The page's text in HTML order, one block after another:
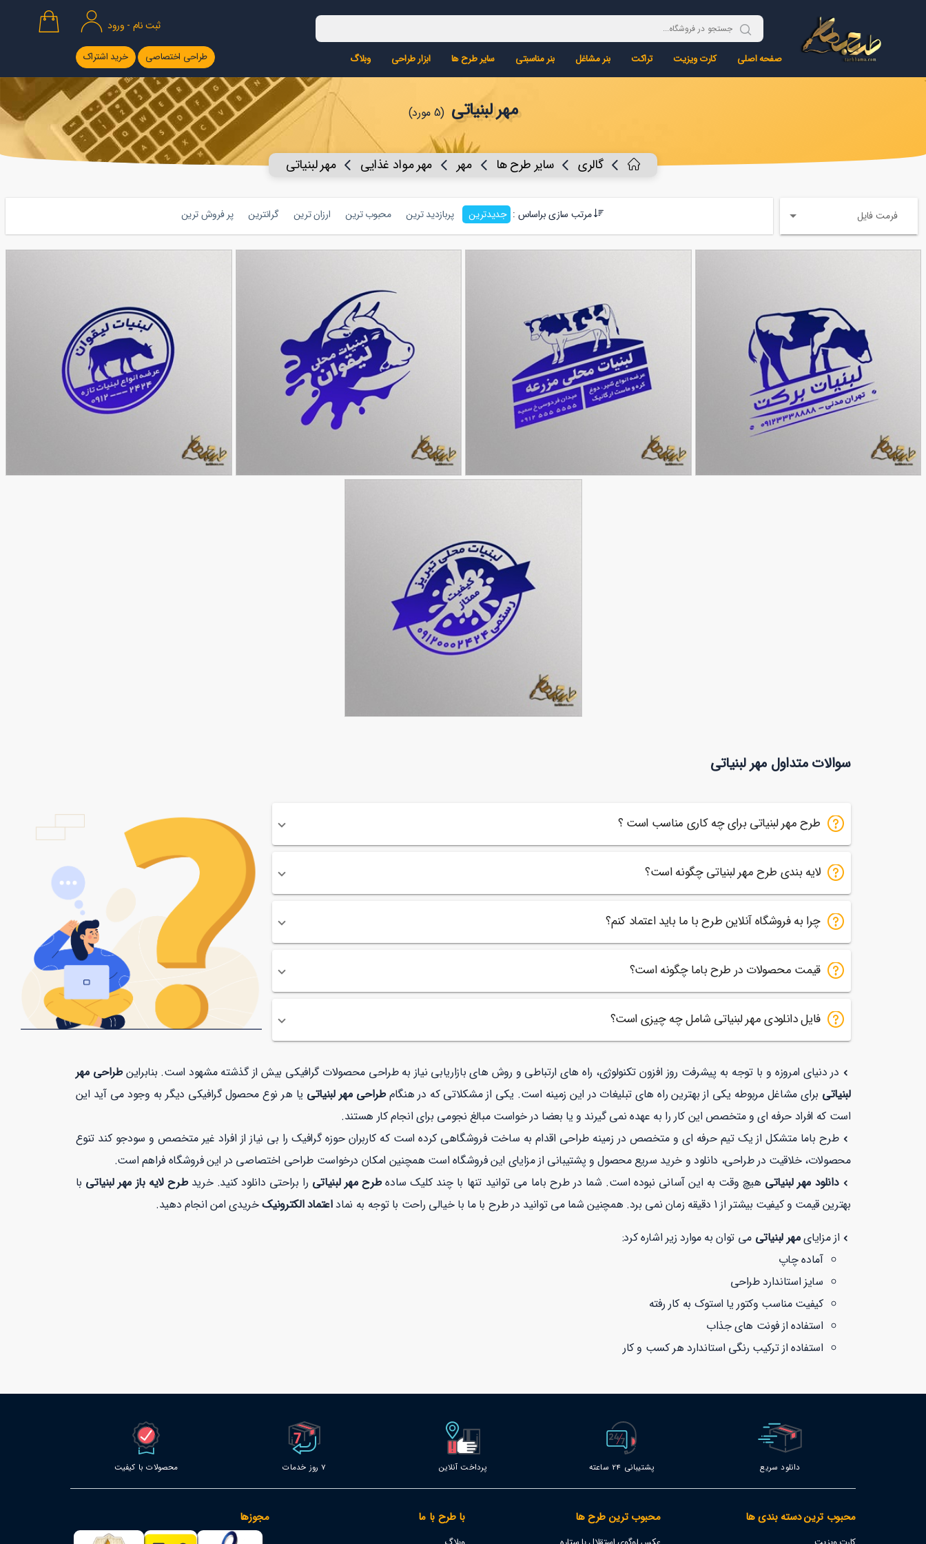
ثبت نام - ورود
صفحه اصلی کارت ویزیت تراکت بنر مشاغل بنر مناسبتی سایر طرح ها ابزار طراحی وبلاگ طراحی اختصاصی خرید اشتراک
مهر لبنیاتی (5 مورد)
گالری سایر طرح ها مهر مهر مواد غذایی مهر لبنیاتی
فرمت فایل مرتب سازی براساس : جدیدترین پربازدید ترین محبوب ترین ارزان ترین گرانترین پر فروش ترین
سوالات متداول مهر لبنیاتی
طرح مهر لبنیاتی برای چه کاری مناسب است ؟
لایه بندی طرح مهر لبنیاتی چگونه است؟
چرا به فروشگاه آنلاین طرح با ما باید اعتماد کنم؟
قیمت محصولات در طرح باما چگونه است؟
فایل دانلودی مهر لبنیاتی شامل چه چیزی است؟
در دنیای امروزه و با توجه به پیشرفت روز افزون تکنولوژی، راه های ارتباطی و روش های بازاریابی نیاز به طراحی محصولات گرافیکی بیش از گذشته مشهود است. بنابراینطراحی مهر
لبنیاتی برای مشاغل مربوطه یکی از بهترین راه های تبلیغات در این زمینه است. یکی از مشکلاتی که در هنگامطراحی مهر لبنیاتی یا هر نوع محصول گرافیکی دیگر به وجود می آید این
است که افراد حرفه ای و متخصص این کار را به عهده نمی گیرند و یا بعضا در خواست مبالغ نجومی برای انجام کار هستند.
طرح باما متشکل از یک تیم حرفه ای و متخصص در زمینه طراحی اقدام به ساخت فروشگاهی کرده است که کاربران حوزه گرافیک را بی نیاز از افراد غیر متخصص و سودجو کند تنوع
محصولات، خلاقیت در طراحی، دانلود و خرید سریع محصول و پشتیبانی از مزایای این فروشگاه است همچنین امکان درخواست طراحی اختصاصی در این فروشگاه فراهم است.
دانلود مهر لبنیاتی هیچ وقت به این آسانی نبوده است. شما در طرح باما می توانید تنها با چند کلیک سادهطرح مهر لبنیاتی را براحتی دانلود کنید. خریدطرح لایه باز مهر لبنیاتی با
بهترین قیمت و کیفیت بیشتر از 1 دقیقه زمان نمی برد. همچنین شما می توانید در طرح با ما با خیالی راحت با توجه به نماد
اعتماد الکترونیکخریدی امن انجام دهید.
از مزایایمهر لبنیاتی می توان به موارد زیر اشاره کرد:
آماده چاپ
سایز استاندارد طراحی
کیفیت مناسب وکتور یا استوک به کار رفته
استفاده از فونت های جذاب
استفاده از ترکیب رنگی استاندارد هر کسب و کار
دانلود سریع پشتیبانی 24 ساعته پرداخت آنلاین 7 روز خدمات محصولات با کیفیت
محبوب ترین دسته بندی ها محبوب ترین طرح ها با طرح با ما مجوزها